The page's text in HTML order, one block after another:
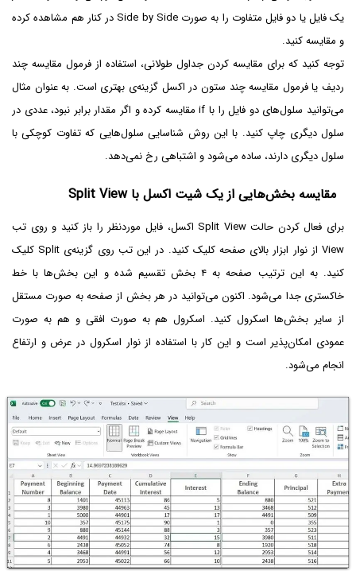
یک فایل یا دو فایل متفاوت را به صورت Side by Side در کنار هم مشاهده کرده
و مقایسه کنید.
توجه کنید که برای مقایسه کردن جداول طولانی، استفاده از فرمول مقایسه چند
ردیف یا فرمول مقایسه چند ستون در اکسل گزینه‌ی بهتری است. به عنوان مثال
می‌توانید سلول‌های دو فایل را با if مقایسه کرده و اگر مقدار برابر نبود، عددی در
سلول دیگری چاپ کنید. با این روش شناسایی سلول‌هایی که تفاوت کوچکی با
سلول دیگری دارند، ساده می‌شود و اشتباهی رخ نمی‌دهد.
مقایسه بخش‌هایی از یک شیت اکسل با Split View
برای فعال کردن حالت Split View اکسل، فایل موردنظر را باز کنید و روی تب
View از نوار ابزار بالای صفحه کلیک کنید. در این تب روی گزینه‌ی Split کلیک
کنید. به این ترتیب صفحه به ۴ بخش تقسیم شده و این بخش‌ها با خط
خاکستری جدا می‌شود. اکنون می‌توانید در هر بخش از صفحه به صورت مستقل
از سایر بخش‌ها اسکرول کنید. اسکرول هم به صورت افقی و هم به صورت
عمودی امکان‌پذیر است و این کار با استفاده از نوار اسکرول در عرض و ارتفاع
انجام می‌شود.